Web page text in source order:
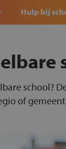
Hulp bij
school?
of